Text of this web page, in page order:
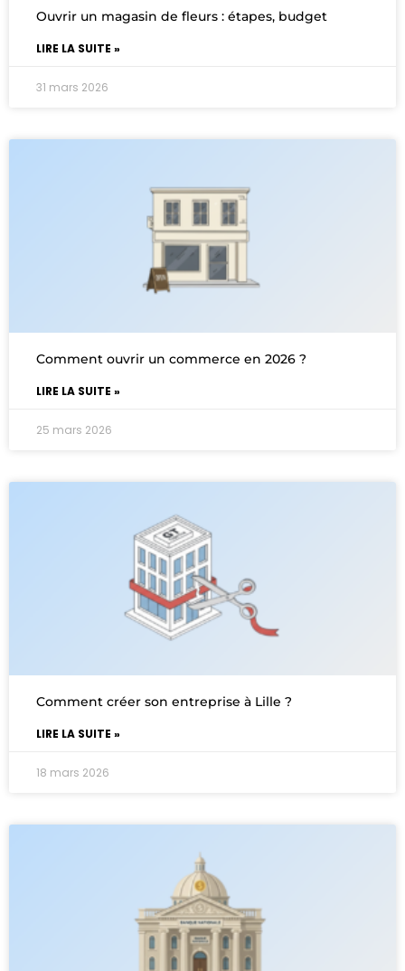
Ouvrir un magasin de fleurs : étapes, budget
LIRE LA SUITE »
31 mars 2026
Comment ouvrir un commerce en 2026 ?
LIRE LA SUITE »
25 mars 2026
Comment créer son entreprise à Lille ?
LIRE LA SUITE »
18 mars 2026